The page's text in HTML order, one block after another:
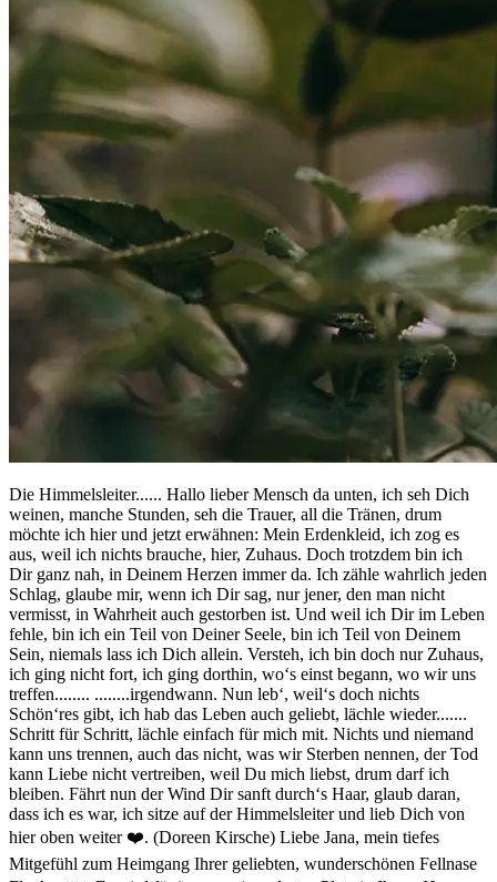
Die Himmelsleiter...... Hallo lieber Mensch da unten, ich seh Dich
weinen, manche Stunden, seh die Trauer, all die Tränen, drum
möchte ich hier und jetzt erwähnen: Mein Erdenkleid, ich zog es
aus, weil ich nichts brauche, hier, Zuhaus. Doch trotzdem bin ich
Dir ganz nah, in Deinem Herzen immer da. Ich zähle wahrlich jeden
Schlag, glaube mir, wenn ich Dir sag, nur jener, den man nicht
vermisst, in Wahrheit auch gestorben ist. Und weil ich Dir im Leben
fehle, bin ich ein Teil von Deiner Seele, bin ich Teil von Deinem
Sein, niemals lass ich Dich allein. Versteh, ich bin doch nur Zuhaus,
ich ging nicht fort, ich ging dorthin, wo‘s einst begann, wo wir uns
treffen........ ........irgendwann. Nun leb‘, weil‘s doch nichts
Schön‘res gibt, ich hab das Leben auch geliebt, lächle wieder.......
Schritt für Schritt, lächle einfach für mich mit. Nichts und niemand
kann uns trennen, auch das nicht, was wir Sterben nennen, der Tod
kann Liebe nicht vertreiben, weil Du mich liebst, drum darf ich
bleiben. Fährt nun der Wind Dir sanft durch‘s Haar, glaub daran,
dass ich es war, ich sitze auf der Himmelsleiter und lieb Dich von
hier oben weiter ❤️. (Doreen Kirsche) Liebe Jana, mein tiefes
Mitgefühl zum Heimgang Ihrer geliebten, wunderschönen Fellnase